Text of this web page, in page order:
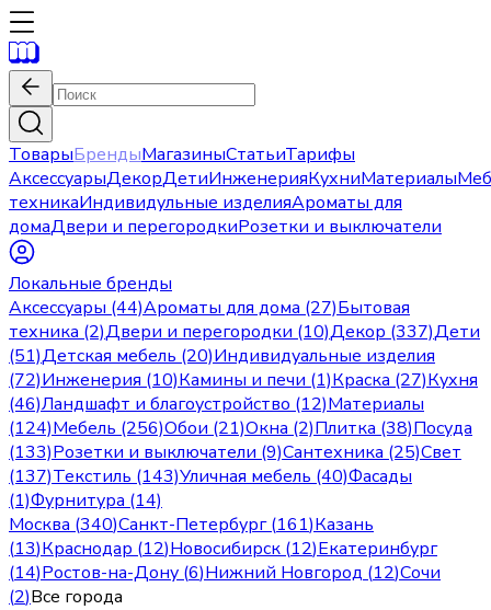
ТоварыБрендыМагазиныСтатьиТарифы
АксессуарыДекорДетиИнженерияКухниМатериалы
техникаИндивидульные изделияАроматы для
домаДвери и перегородкиРозетки и выключатели
Локальные бренды
Аксессуары (44)Ароматы для дома (27)Бытовая
техника (2)Двери и перегородки (10)Декор (337)Дети
(51)Детская мебель (20)Индивидуальные изделия
(72)Инженерия (10)Камины и печи (1)Краска (27)Кухня
(46)Ландшафт и благоустройство (12)Материалы
(124)Мебель (256)Обои (21)Окна (2)Плитка (38)Посуда
(133)Розетки и выключатели (9)Сантехника (25)Свет
(137)Текстиль (143)Уличная мебель (40)Фасады
(1)Фурнитура (14)
Москва (340)Санкт-Петербург(161)Казань
(13)Краснодар (12)Новосибирск (12)Екатеринбург
(14)Ростов-на-Дону (6)Нижний Новгород (12)Сочи
(2)Все города